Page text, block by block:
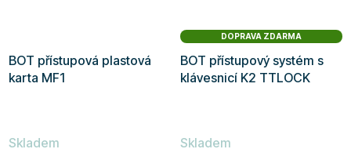
BOT přístupová plastová
karta MF1
Skladem
DOPRAVA ZDARMA
BOT přístupový systém s
klávesnicí K2 TTLOCK
Skladem